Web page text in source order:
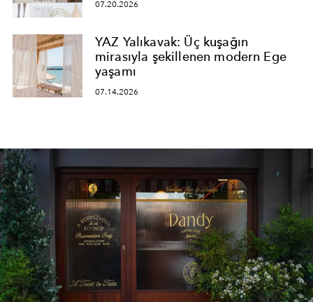
07.20.2026
YAZ Yalıkavak: Üç kuşağın
mirasıyla şekillenen modern Ege
yaşamı
07.14.2026